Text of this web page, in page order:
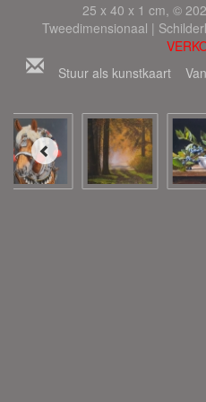
25 x 40 x 1 cm, ©
Tweedimensionaal |
Stuur als kunstkaart